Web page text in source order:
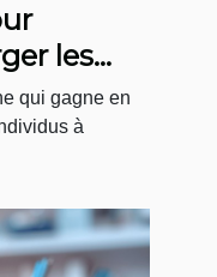
les
qui gagne en
à